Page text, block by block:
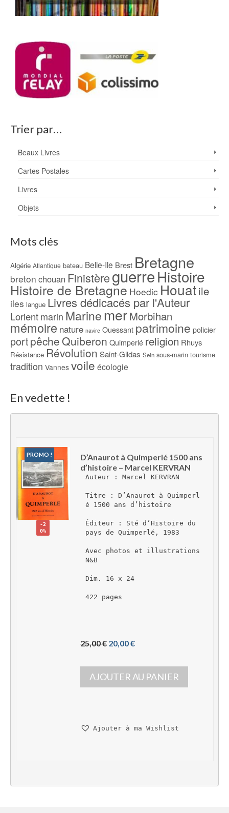
Trier par…
Beaux Livres
Cartes Postales
Livres
Objets
Mots clés
Algérie Atlantique bateau Belle-Ile Brest Bretagne
breton chouan FinistèreguerreHistoire
Histoire de Bretagne Hoedic Houatile
iles langue Livres dédicacés par l'Auteur
Lorientmarin Marine merMorbihan
mémoire nature navire Ouessant patrimoine policier
portpêcheQuiberon Quimperlé religion Rhuys
Résistance Révolution Saint-Gildas Sein sous-marin tourisme
tradition Vannes voile écologie
En vedette !
PROMO !
-2
0%
D’Anaurot à Quimperlé 1500 ans
d’histoire – Marcel KERVRAN
Auteur : Marcel KERVRAN
Titre : D’Anaurot à Quimperl
é 1500 ans d’histoire
Éditeur : Sté d’Histoire du
pays de Quimperlé, 1983
Avec photos et illustrations
N&B
Dim. 16 x 24
422 pages
25,00 € L
p
r
i
i
é
20,00 €L
p
r
i
t
s
AJOUTER AU PANIER
Ajouter à ma Wishlist